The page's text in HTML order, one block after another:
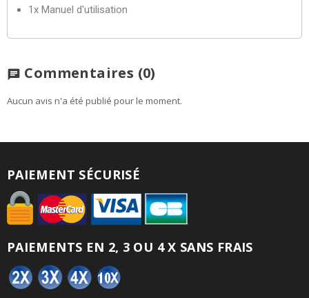
1x Manuel d'utilisation
chat Commentaires (0)
Aucun avis n'a été publié pour le moment.
PAIEMENT SÉCURISÉ
PAIEMENTS EN 2, 3 OU 4 X SANS FRAIS